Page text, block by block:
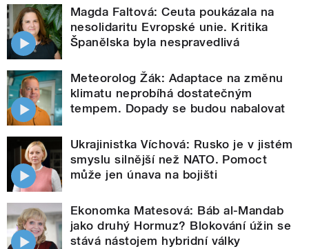
Magda Faltová: Ceuta poukázala na
nesolidaritu Evropské unie. Kritika
Španělska byla nespravedlivá
Meteorolog Žák: Adaptace na změnu
klimatu neprobíhá dostatečným
tempem. Dopady se budou nabalovat
Ukrajinistka Víchová: Rusko je v jistém
smyslu silnější než NATO. Pomoct
může jen únava na bojišti
Ekonomka Matesová: Báb al-Mandab
jako druhý Hormuz? Blokování úžin se
stává nástojem hybridní války